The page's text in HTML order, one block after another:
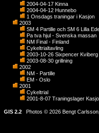
2004-04-17 Kinna
2004-04-12 Hunnebo
1 Onsdags traningar i Kasjon
2003
SM 4 Partille och SM 6 Lilla
Pa tva hjul - Svenska massan
NM Final - Finland
Cykeltrialtavling
2003-10-26 Sixpencer Kviberg
2003-08-30 grillning
2002
NM - Partille
EM - Oslo
2001
Cykeltrial
2001-8-07 Traningslager
GIS 2.2 Photos © 2026 Bengt Carlsson,